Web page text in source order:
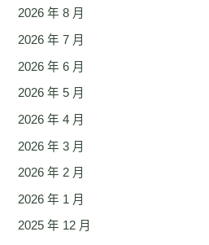
2026 年 8 月
2026 年 7 月
2026 年 6 月
2026 年 5 月
2026 年 4 月
2026 年 3 月
2026 年 2 月
2026 年 1 月
2025 年 12 月